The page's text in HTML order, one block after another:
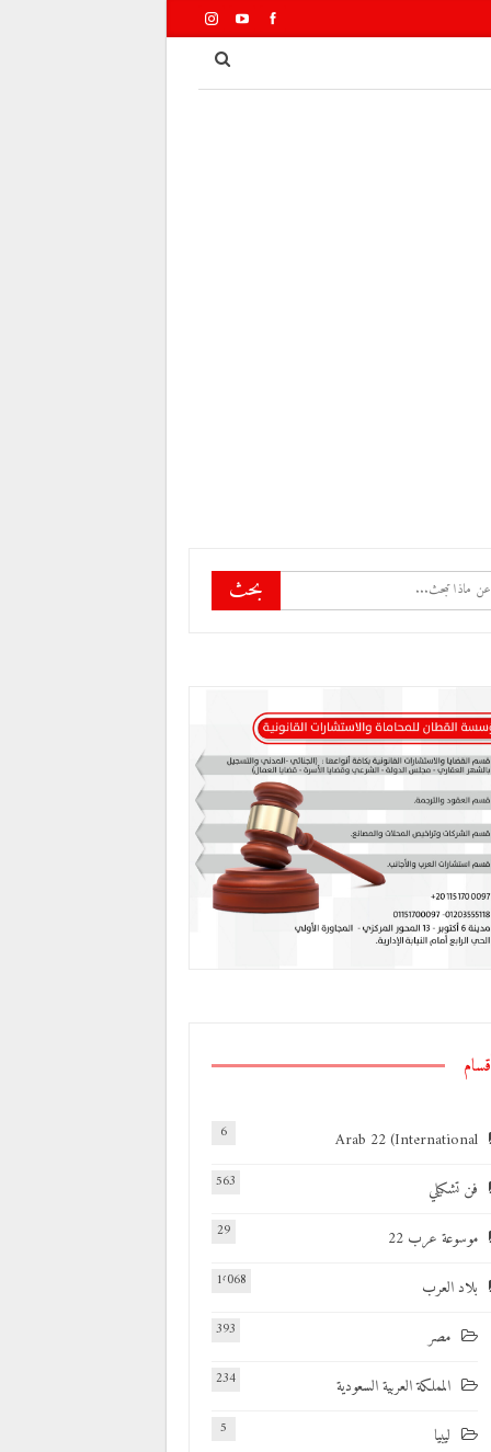
Arab 22 (International
6
فن تشكيلي 563
موسوعة عرب 22 29
بلاد العرب 1٬068
مصر 393
المملكة العربية السعودية 234
ليبيا 5